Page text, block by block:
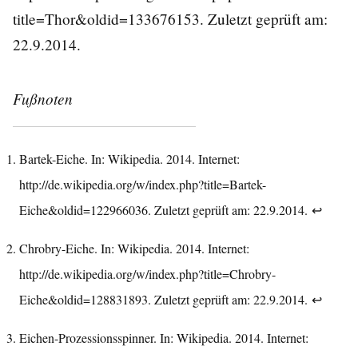
title=Thor&oldid=133676153. Zuletzt geprüft am:
22.9.2014.
Fußnoten
Bartek-Eiche. In: Wikipedia. 2014. Internet:
http://de.wikipedia.org/w/index.php?title=Bartek-
Eiche&oldid=122966036. Zuletzt geprüft am: 22.9.2014. ↩︎
Chrobry-Eiche. In: Wikipedia. 2014. Internet:
http://de.wikipedia.org/w/index.php?title=Chrobry-
Eiche&oldid=128831893. Zuletzt geprüft am: 22.9.2014. ↩︎
Eichen-Prozessionsspinner. In: Wikipedia. 2014. Internet: